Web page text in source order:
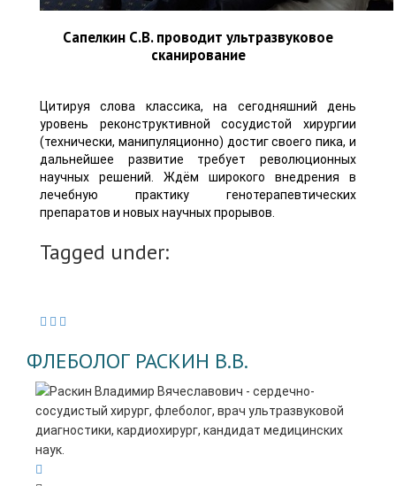
Сапелкин С.В. проводит ультразвуковое
сканирование
Цитируя слова классика, на сегодняшний день
уровень реконструктивной сосудистой хирургии
(технически, манипуляционно) достиг своего пика, и
дальнейшее развитие требует революционных
научных решений. Ждём широкого внедрения в
лечебную практику генотерапевтических
препаратов и новых научных прорывов.
Tagged under:
ФЛЕБОЛОГ РАСКИН В.В.